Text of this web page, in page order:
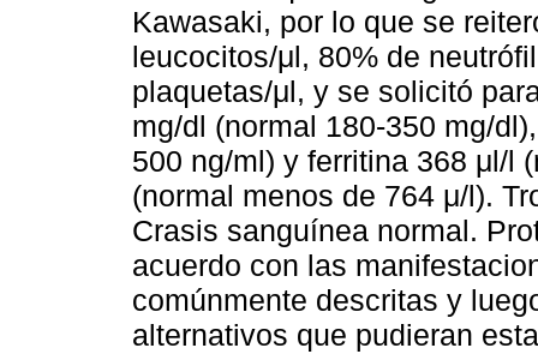
Kawasaki, por lo que se
leucocitos/μl, 80% de
plaquetas/μl, y se solicitó
mg/dl (normal 180-350 mg/
500 ng/ml) y ferritina 368 μl/l
(normal menos de 764 μ/l).
Crasis sanguínea normal.
acuerdo con las
comúnmente descritas y
alternativos que pudieran